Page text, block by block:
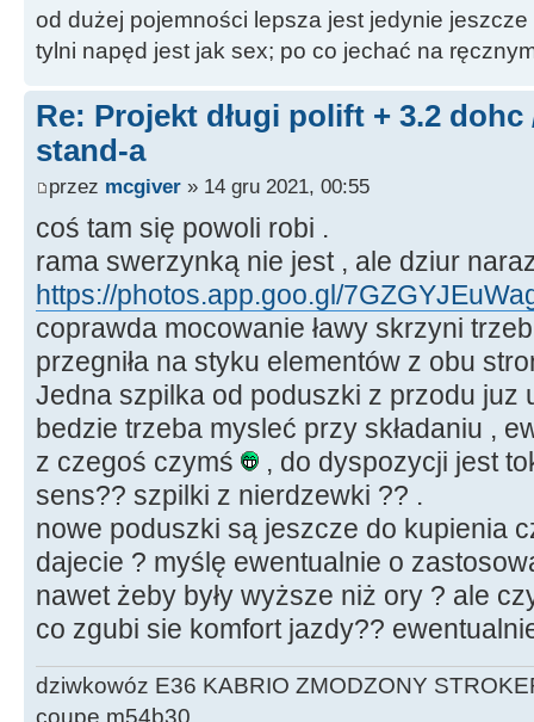
od dużej pojemności lepsza jest jedynie jeszcze
tylni napęd jest jak sex; po co jechać na
Re: Projekt długi polift + 3.2 dohc
stand-a
przez mcgiver » 14 gru 2021, 00:55
coś tam się powoli robi .
rama swerzynką nie jest , ale dziur
https://photos.app.goo.gl/
coprawda mocowanie ławy skrzyni
przegniła na styku elementów z obu
Jedna szpilka od poduszki z przodu juz
bedzie trzeba mysleć przy składaniu ,
z czegoś czymś
, do dyspozycji jest
sens?? szpilki z nierdzewki ?? .
nowe poduszki są jeszcze do kupienia
dajecie ? myślę ewentualnie o
nawet żeby były wyższe niż ory ? ale
co zgubi sie komfort jazdy??
dziwkowóz E36 KABRIO ZMODZONY
coupe m54b30